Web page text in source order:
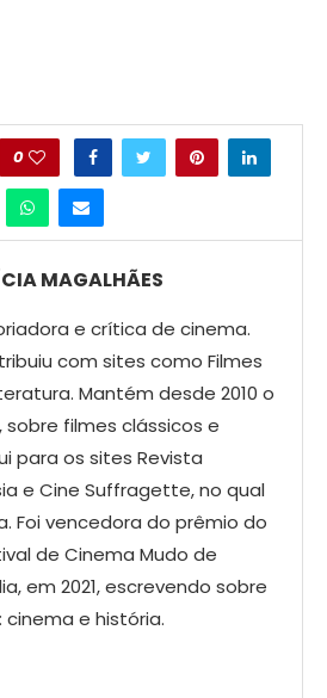
0
MAGALHÃES
e crítica de cinema.
com sites como Filmes
Mantém desde 2010 o
filmes clássicos e
para os sites Revista
e Cine Suffragette, no qual
Foi vencedora do prêmio do
de Cinema Mudo de
em 2021, escrevendo sobre
e história.